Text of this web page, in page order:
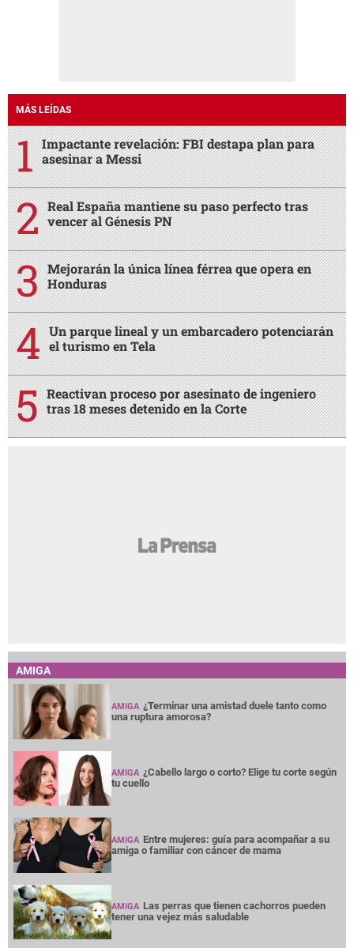
MÁS LEÍDAS
Impactante revelación: FBI destapa plan para
asesinar a Messi
Real España mantiene su paso perfecto tras
vencer al Génesis PN
Mejorarán la única línea férrea que opera en
Honduras
Un parque lineal y un embarcadero potenciarán
el turismo en Tela
Reactivan proceso por asesinato de ingeniero
tras 18 meses detenido en la Corte
AMIGA
AMIGA ¿Terminar una amistad duele tanto como
una ruptura amorosa?
AMIGA ¿Cabello largo o corto? Elige tu corte según
tu cuello
AMIGA Entre mujeres: guía para acompañar a su
amiga o familiar con cáncer de mama
AMIGA Las perras que tienen cachorros pueden
tener una vejez más saludable